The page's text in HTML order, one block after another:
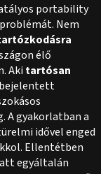
portability
Nem
élő
Aki tartósan
bejelentett
A gyakorlatban a
idővel enged
Ellentétben
egyáltalán